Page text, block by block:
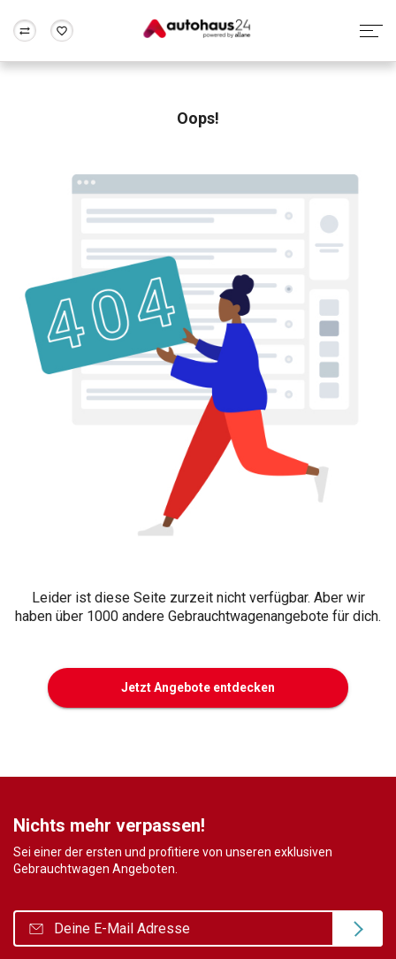
Rund um die Inzahlungnahme
Oops!
Leider ist diese Seite zurzeit nicht verfügbar. Aber wir
haben über 1000 andere Gebrauchtwagenangebote für dich.
Jetzt Angebote entdecken
Nichts mehr verpassen!
Sei einer der ersten und profitiere von unseren exklusiven
Gebrauchtwagen Angeboten.